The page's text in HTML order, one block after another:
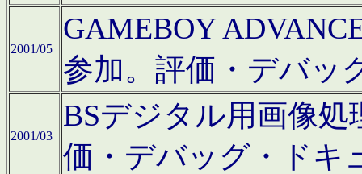
2001/05
GAMEBOY
参加。評価・デバッ
2001/03
BSデジタル用画像
価・デバッグ・ドキ